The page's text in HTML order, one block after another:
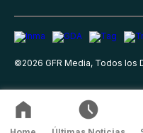
©2026 GFR Media, Todos los